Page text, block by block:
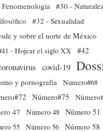
#30 -
#32 - Sexualidad
y sobre el norte de México
- Hojear el siglo XX #42
covid-19
y pornografía
Numero#68
Número#75
47 Número 48 Número 51
55 Número 56 Número 58